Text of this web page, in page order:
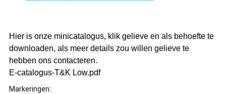
Hier is onze minicatalogus, klik gelieve en als behoefte te
downloaden, als meer details zou willen gelieve te
hebben ons contacteren.
E-catalogus-T&K Low.pdf
Markeringen: